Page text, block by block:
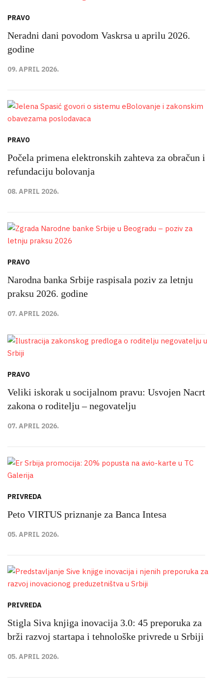
PRAVO
Neradni dani povodom Vaskrsa u aprilu 2026.
godine
09. APRIL 2026.
PRAVO
Počela primena elektronskih zahteva za obračun i
refundaciju bolovanja
08. APRIL 2026.
PRAVO
Narodna banka Srbije raspisala poziv za letnju
praksu 2026. godine
07. APRIL 2026.
PRAVO
Veliki iskorak u socijalnom pravu: Usvojen Nacrt
zakona o roditelju – negovatelju
07. APRIL 2026.
PRIVREDA
Peto VIRTUS priznanje za Banca Intesa
05. APRIL 2026.
PRIVREDA
Stigla Siva knjiga inovacija 3.0: 45 preporuka za
brži razvoj startapa i tehnološke privrede u Srbiji
05. APRIL 2026.